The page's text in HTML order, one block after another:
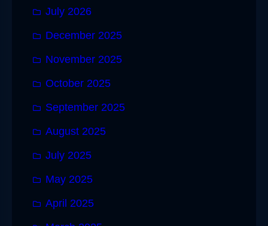
July 2026
December 2025
November 2025
October 2025
September 2025
August 2025
July 2025
May 2025
April 2025